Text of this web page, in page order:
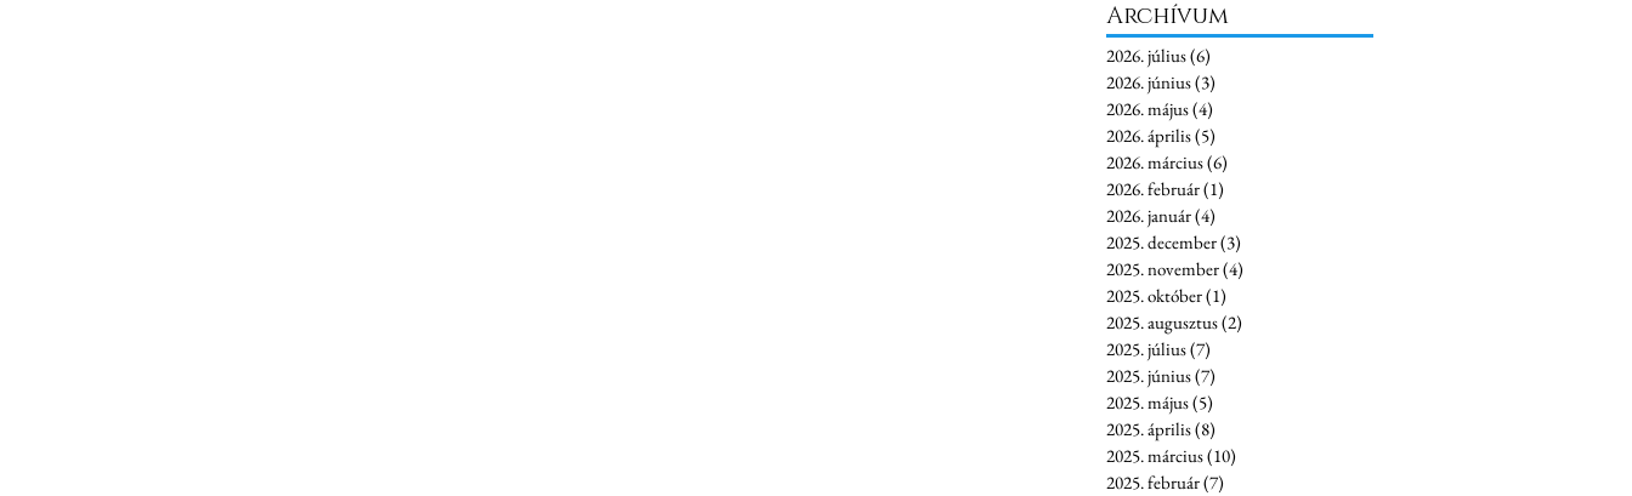
Archívum
2026. július(6)
2026. június(3)
2026. május(4)
2026. április(5)
2026. március(6)
2026. február(1)
2026. január(4)
2025. december(3)
2025. november(4)
2025. október(1)
2025. augusztus(2)
2025. július(7)
2025. június(7)
2025. május(5)
2025. április(8)
2025. március(10)
2025. február(7)